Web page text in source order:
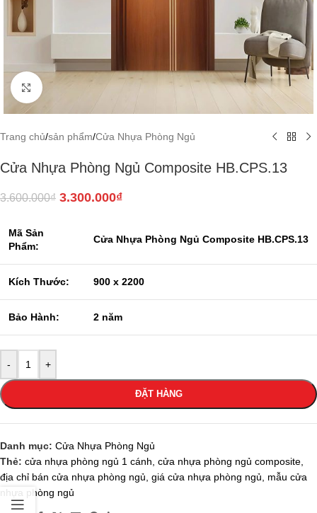
Click to enlarge
Trang chủ/sản phẩm/Cửa Nhựa Phòng Ngủ
Cửa Nhựa Phòng Ngủ Composite HB.CPS.13
3.600.000₫ 3.300.000₫
Mã Sản
Phẩm:
Cửa Nhựa Phòng Ngủ Composite HB.CPS.13
Kích Thước: 900 x 2200
Bảo Hành: 2 năm
- +
ĐẶT HÀNG
Danh mục: Cửa Nhựa Phòng Ngủ
Thẻ: cửa nhựa phòng ngủ 1 cánh cửa nhựa phòng ngủ composite
địa chỉ bán cửa nhựa phòng ngủ giá cửa nhựa phòng ngủ
mẫu cửa
nhựa phòng ngủ